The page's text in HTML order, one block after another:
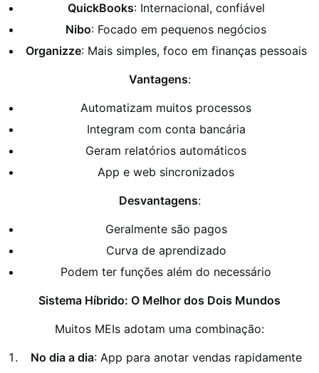
QuickBooks: Internacional, confiável
Nibo: Focado em pequenos negócios
Organizze: Mais simples, foco em finanças pessoais
Vantagens:
Automatizam muitos processos
Integram com conta bancária
Geram relatórios automáticos
App e web sincronizados
Desvantagens:
Geralmente são pagos
Curva de aprendizado
Podem ter funções além do necessário
Sistema Híbrido: O Melhor dos Dois Mundos
Muitos MEIs adotam uma combinação:
No dia a dia: App para anotar vendas rapidamente